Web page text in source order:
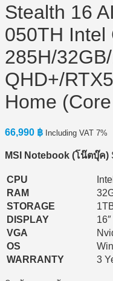
Stealth 16
050TH Intel
285H/
QHD+/
Home
66,990 ฿ Including VAT 7%
MSI Notebook (โน๊ตบุ๊ค)
CPU
RAM
STORAGE
DISPLAY
VGA
OS
WARRANTY
3